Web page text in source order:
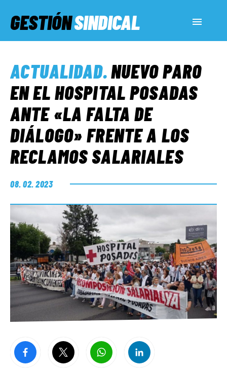
GESTIÓNSINDICAL
SERVICIOS SOCIALES
INFORMES ESPECIALES
FUERA DE MEGÁFONO
EL LADO «G»
ACTUALIDAD.NUEVO PARO
EN EL HOSPITAL POSADAS
ANTE «LA FALTA DE
DIÁLOGO» FRENTE A LOS
RECLAMOS SALARIALES
08. 02. 2023